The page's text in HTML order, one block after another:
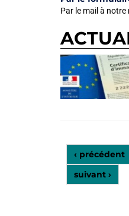
Par le mail à notre
‹ précédent
suivant ›